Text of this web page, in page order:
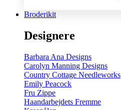
Broderikit
Designere
Barbara Ana Designs
Carolyn Manning Designs
Country Cottage Needleworks
Emily Peacock
Fru Zippe
Haandarbejdets Fremme